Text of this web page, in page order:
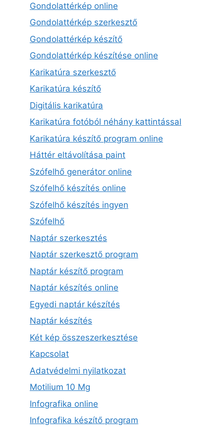
Gondolattérkép online
Gondolattérkép szerkesztő
Gondolattérkép készítő
Gondolattérkép készítése online
Karikatúra szerkesztő
Karikatúra készítő
Digitális karikatúra
Karikatúra fotóból néhány kattintással
Karikatúra készítő program online
Háttér eltávolítása paint
Szófelhő generátor online
Szófelhő készítés online
Szófelhő készítés ingyen
Szófelhő
Naptár szerkesztés
Naptár szerkesztő program
Naptár készítő program
Naptár készítés online
Egyedi naptár készítés
Naptár készítés
Két kép összeszerkesztése
Kapcsolat
Adatvédelmi nyilatkozat
Motilium 10 Mg
Infografika online
Infografika készítő program